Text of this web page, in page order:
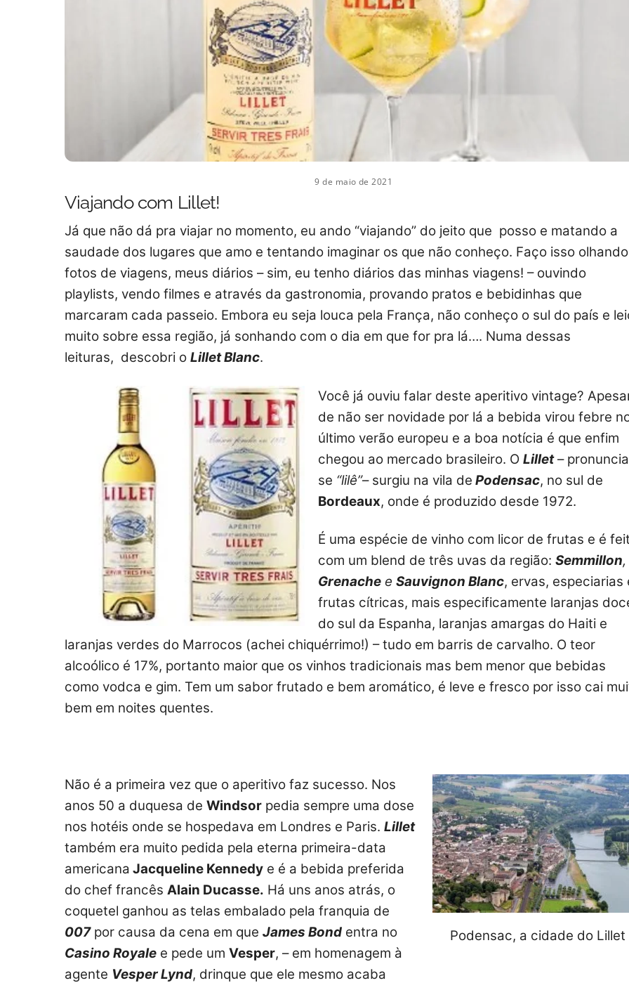
9 de maio de 2021
Viajando com Lillet!
Já que não dá pra viajar no momento, eu ando “viajando” do jeito que posso e matando a
saudade dos lugares que amo e tentando imaginar os que não conheço. Faço isso olhando
fotos de viagens, meus diários – sim, eu tenho diários das minhas viagens! – ouvindo
playlists, vendo filmes e através da gastronomia, provando pratos e bebidinhas que
marcaram cada passeio. Embora eu seja louca pela França, não conheço o sul do país e
muito sobre essa região, já sonhando com o dia em que for pra lá…. Numa dessas
leituras, descobri o Lillet Blanc.
Você já ouviu falar deste aperitivo vintage?
de não ser novidade por lá a bebida virou febre
último verão europeu e a boa notícia é que enfim
chegou ao mercado brasileiro. O Lillet–
se “lilê”– surgiu na vila de Podensac, no sul de
Bordeaux, onde é produzido desde 1972.
É uma espécie de vinho com licor de frutas e é
com um blend de três uvas da região: Semmillon,
Grenachee Sauvignon Blanc, ervas, especiarias
frutas cítricas, mais especificamente laranjas
do sul da Espanha, laranjas amargas do Haiti e
laranjas verdes do Marrocos (achei chiquérrimo!) – tudo em barris de carvalho. O teor
alcoólico é 17%, portanto maior que os vinhos tradicionais mas bem menor que bebidas
como vodca e gim. Tem um sabor frutado e bem aromático, é leve e fresco por isso cai
bem em noites quentes.
Podensac, a cidade do Lillet
Não é a primeira vez que o aperitivo faz sucesso. Nos
anos 50 a duquesa de Windsor pedia sempre uma dose
nos hotéis onde se hospedava em Londres e Paris. Lillet
também era muito pedida pela eterna primeira-data
americana Jacqueline Kennedy e é a bebida preferida
do chef francês Alain Ducasse. Há uns anos atrás, o
coquetel ganhou as telas embalado pela franquia de
007por causa da cena em que James Bond entra no
Casino Royale e pede um Vesper, – em homenagem à
agente Vesper Lynd, drinque que ele mesmo acaba